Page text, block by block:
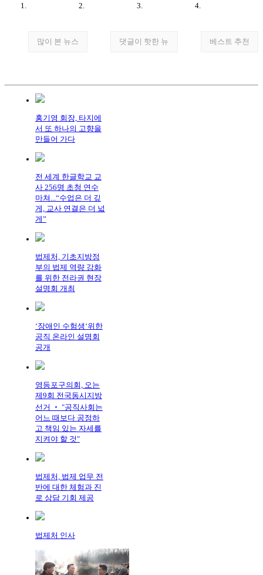
많이 본 뉴스 댓글이 핫한 뉴 베스트 추천
홍기영 회장, 타지에
서 또 하나의 고향을
만들어 가다
전 세계 한글학교 교
사 256명 초청 연수
마쳐...“수업은 더 깊
게, 교사 연결은 더 넓
게”
법제처, 기초지방정
부의 법제 역량 강화
를 위한 전라권 현장
설명회 개최
‘장애인 수험생‘위한
공직 온라인 설명회
공개
영등포구의회, 오는
제9회 전국동시지방
선거 ‧ "공직사회는
어느 때보다 공정하
고 책임 있는 자세를
지켜야 할 것"
법제처, 법제 업무 전
반에 대한 체험과 진
로 상담 기회 제공
법제처 인사